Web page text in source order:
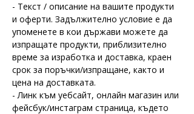
- Текст / описание на вашите продукти
и оферти. Задължително условие е да
упоменете в кои държави можете да
изпращате продукти, приблизително
време за изработка и доставка, краен
срок за поръчки/изпращане, както и
цена на доставката.
- Линк към уебсайт, онлайн магазин или
фейсбук/инстаграм страница, където